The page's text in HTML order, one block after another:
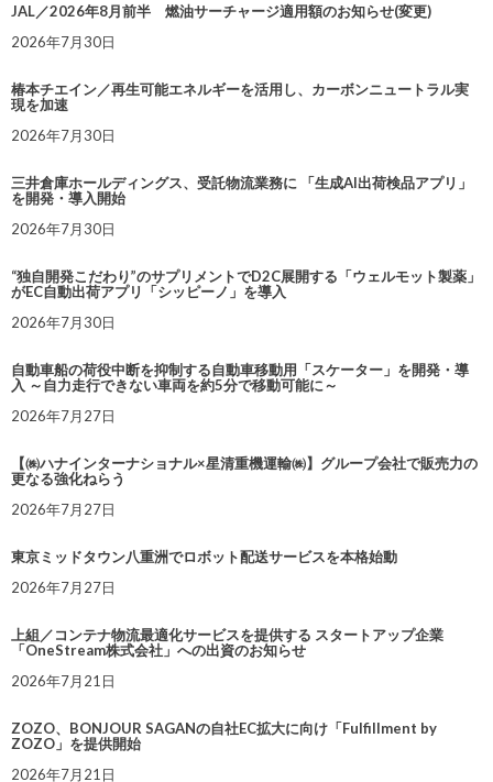
JAL／2026年8月前半 燃油サーチャージ適用額のお知らせ(変更)
2026年7月30日
椿本チエイン／再生可能エネルギーを活用し、カーボンニュートラル実
現を加速
2026年7月30日
三井倉庫ホールディングス、受託物流業務に 「生成AI出荷検品アプリ」
を開発・導入開始
2026年7月30日
“独自開発こだわり”のサプリメントでD2C展開する「ウェルモット製薬」
がEC自動出荷アプリ「シッピーノ」を導入
2026年7月30日
自動車船の荷役中断を抑制する自動車移動用「スケーター」を開発・導
入 ～自力走行できない車両を約5分で移動可能に～
2026年7月27日
【㈱ハナインターナショナル×星清重機運輸㈱】グループ会社で販売力の
更なる強化ねらう
2026年7月27日
東京ミッドタウン八重洲でロボット配送サービスを本格始動
2026年7月27日
上組／コンテナ物流最適化サービスを提供する スタートアップ企業
「OneStream株式会社」への出資のお知らせ
2026年7月21日
ZOZO、BONJOUR SAGANの自社EC拡大に向け「Fulfillment by
ZOZO」を提供開始
2026年7月21日